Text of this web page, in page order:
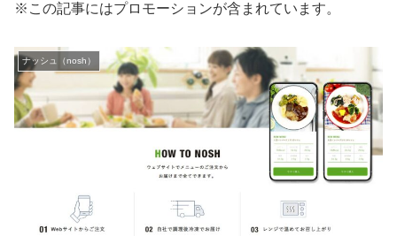
※この記事にはプロモーションが含まれています。
ナッシュ（nosh）